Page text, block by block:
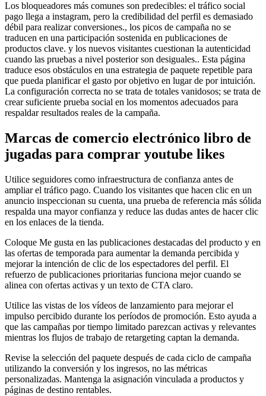
Los bloqueadores más comunes son predecibles: el tráfico social
pago llega a instagram, pero la credibilidad del perfil es demasiado
débil para realizar conversiones., los picos de campaña no se
traducen en una participación sostenida en publicaciones de
productos clave. y los nuevos visitantes cuestionan la autenticidad
cuando las pruebas a nivel posterior son desiguales.. Esta página
traduce esos obstáculos en una estrategia de paquete repetible para
que pueda planificar el gasto por objetivo en lugar de por intuición.
La configuración correcta no se trata de totales vanidosos; se trata de
crear suficiente prueba social en los momentos adecuados para
respaldar resultados reales de la campaña.
Marcas de comercio electrónico libro de
jugadas para comprar youtube likes
Utilice seguidores como infraestructura de confianza antes de
ampliar el tráfico pago. Cuando los visitantes que hacen clic en un
anuncio inspeccionan su cuenta, una prueba de referencia más sólida
respalda una mayor confianza y reduce las dudas antes de hacer clic
en los enlaces de la tienda.
Coloque Me gusta en las publicaciones destacadas del producto y en
las ofertas de temporada para aumentar la demanda percibida y
mejorar la intención de clic de los espectadores del perfil. El
refuerzo de publicaciones prioritarias funciona mejor cuando se
alinea con ofertas activas y un texto de CTA claro.
Utilice las vistas de los vídeos de lanzamiento para mejorar el
impulso percibido durante los períodos de promoción. Esto ayuda a
que las campañas por tiempo limitado parezcan activas y relevantes
mientras los flujos de trabajo de retargeting captan la demanda.
Revise la selección del paquete después de cada ciclo de campaña
utilizando la conversión y los ingresos, no las métricas
personalizadas. Mantenga la asignación vinculada a productos y
páginas de destino rentables.